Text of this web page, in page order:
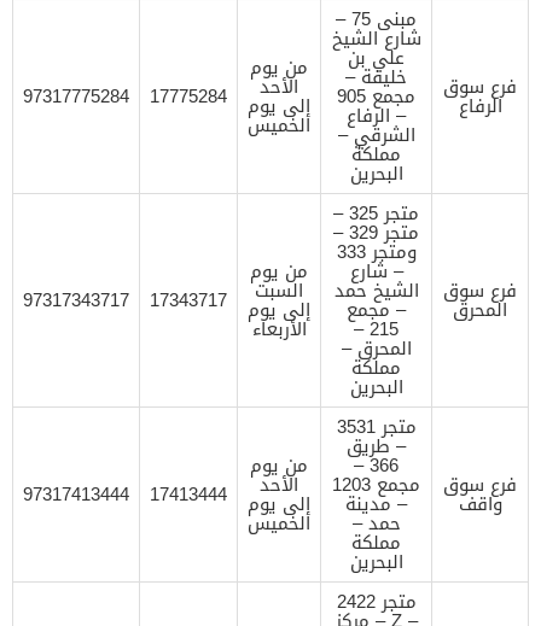
فرع سوق
الرفاع
مبنى 75 –
شارع الشيخ
علي بن
خليفة –
مجمع 905
– الرفاع
الشرقي –
مملكة
البحرين
من يوم
الأحد
إلى يوم
الخميس
17775284
97317775284
فرع سوق
المحرق
متجر 325 –
متجر 329 –
ومتجر 333
– شارع
الشيخ حمد
– مجمع
215 –
المحرق –
مملكة
البحرين
من يوم
السبت
إلى يوم
الأربعاء
17343717
97317343717
فرع سوق
واقف
متجر 3531
– طريق
366 –
مجمع 1203
– مدينة
حمد –
مملكة
البحرين
من يوم
الأحد
إلى يوم
الخميس
17413444
97317413444
متجر 2422